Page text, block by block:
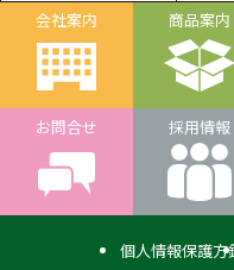
会社案内 商品案内
お問合せ 採用情報
個人情報保護方